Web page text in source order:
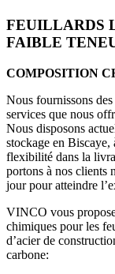
FEUILLARDS
FAIBLE
COMPOSITION
Nous fournissons
services que nous
Nous disposons
stockage en
flexibilité dans la
portons à nos clients
jour pour atteindre
VINCO vous
chimiques pour les
d’acier de
carbone: